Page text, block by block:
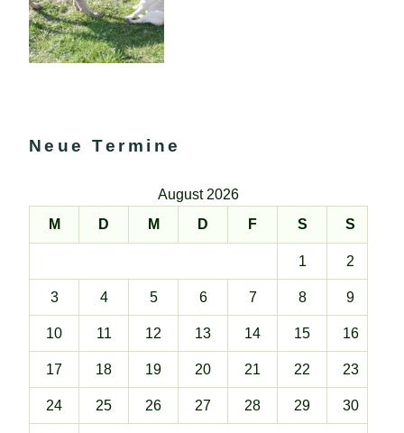
Neue Termine
August 2026
M
D M D F S S
1 2
3 4 5 6 7 8 9
10 11 12 13 14 15 16
17 18 19 20 21 22 23
24 25 26 27 28 29 30